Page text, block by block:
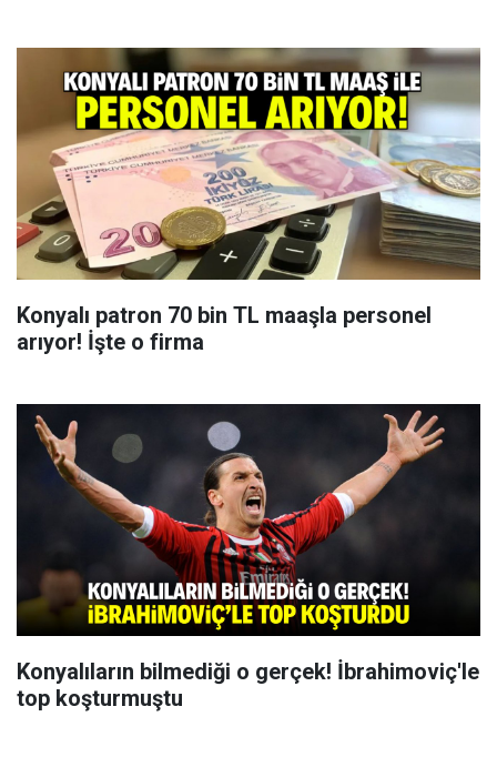
Konyalı patron 70 bin TL maaşla personel
arıyor! İşte o firma
Konyalıların bilmediği o gerçek! İbrahimoviç'le
top koşturmuştu